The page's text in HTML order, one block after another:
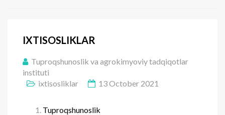
IXTISOSLIKLAR
Tuproqshunoslik va agrokimyoviy tadqiqotlar
instituti
ixtisosliklar
13 October 2021
Tuproqshunoslik